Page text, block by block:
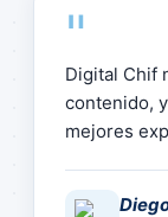
"
Digital Chif
contenido,
mejores